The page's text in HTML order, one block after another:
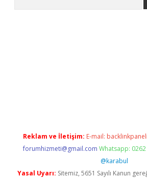
Reklam ve İletişim: E-mail:
forumhizmeti@gmail.com Whatsapp:
@karabul
Yasal Uyarı: Sitemiz, 5651 Sayılı Kanun